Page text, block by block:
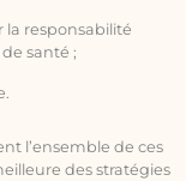
responsabilité
santé ;
l’ensemble de ces
des stratégies